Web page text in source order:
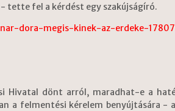
tette fel a kérdést egy szakújságíró.
dora-megis-kinek-az-erdeke-
Hivatal dönt arról, maradhat-e a
a felmentési kérelem benyújtására -